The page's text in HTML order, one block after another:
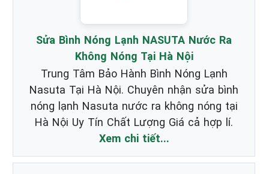
Sửa Bình Nóng Lạnh NASUTA Nước Ra
Không Nóng Tại Hà Nội
Trung Tâm Bảo Hành Bình Nóng Lạnh
Nasuta Tại Hà Nội. Chuyên nhận sửa bình
nóng lạnh Nasuta nước ra không nóng tại
Hà Nội Uy Tín Chất Lượng Giá cả hợp lí.
Xem chi tiết...